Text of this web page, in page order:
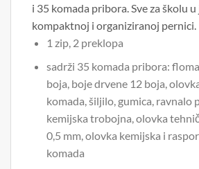
i 35 komada pribora. Sve za školu
kompaktnoj i organiziranoj pernici.
1 zip, 2 preklopa
sadrži 35 komada pribora:
boja, boje drvene 12 boja,
komada, šiljilo, gumica, ravnalo
kemijska trobojna, olovka
0,5 mm, olovka kemijska i
komada